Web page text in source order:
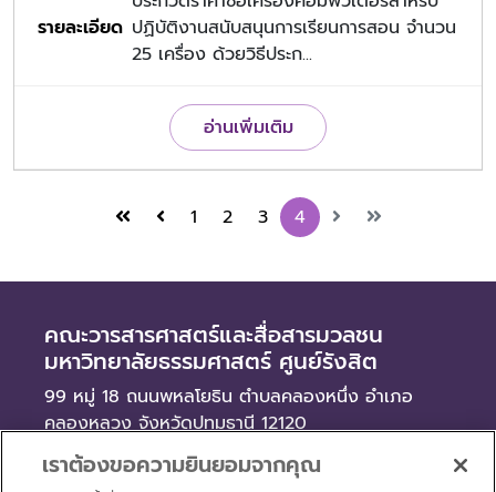
ปฏิบัติงานสนับสนุนการเรียนการสอน จำนวน
25 เครื่อง ด้วยวิธีประก...
อ่านเพิ่มเติม
1 2 3 4
คณะวารสารศาสตร์และสื่อสารมวลชน
มหาวิทยาลัยธรรมศาสตร์ ศูนย์รังสิต
99 หมู่ 18 ถนนพหลโยธิน ตำบลคลองหนึ่ง อำเภอ
คลองหลวง จังหวัดปทุมธานี 12120
ข่าว
เราต้องขอความยินยอมจากคุณ